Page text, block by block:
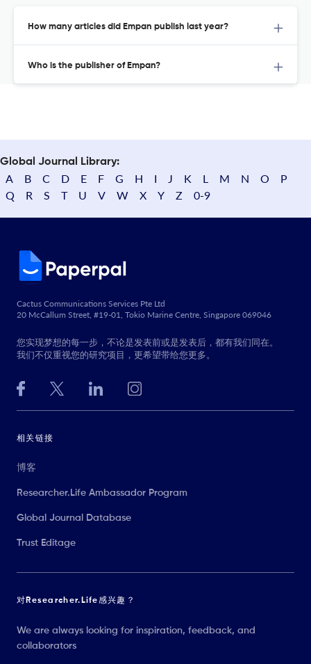
How many articles did Empan publish last year?
Who is the publisher of Empan?
Global Journal Library:
A B C D E F G H I J K L M N O
P
Q
R S T U V W X Y Z 0-9
Cactus Communications Services Pte Ltd
20 McCallum Street, #19-01, Tokio Marine Centre, Singapore 069046
您实现梦想的每一步，不论是发表前或是发表后，都有我们同在。
我们不仅重视您的研究项目，更希望带给您更多。
相关链接
博客
Researcher.Life Ambassador Program
Global Journal Database
Trust Editage
对Researcher.Life感兴趣？
We are always looking for inspiration, feedback, and
collaborators